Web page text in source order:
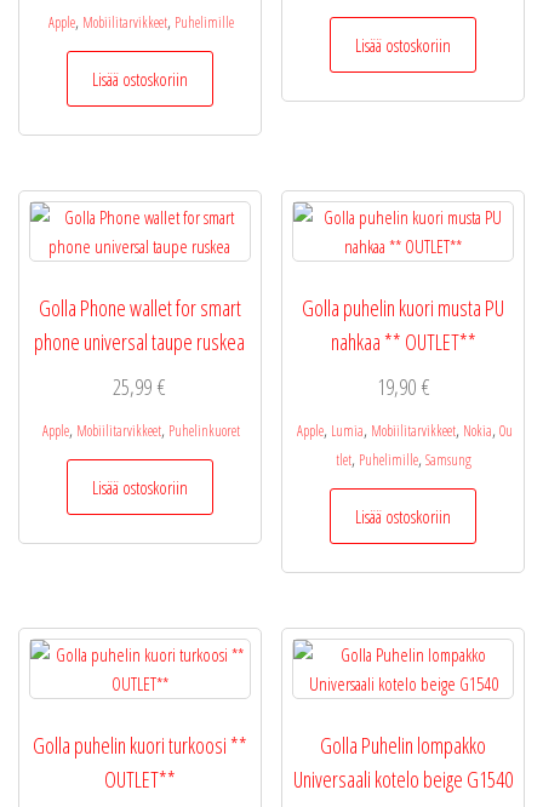
Apple, Mobiilitarvikkeet, Puhelimille
Lisää ostoskoriin
Lisää ostoskoriin
Golla Phone wallet for smart
phone universal taupe ruskea
25,99€
Apple, Mobiilitarvikkeet, Puhelinkuoret
Lisää ostoskoriin
Golla puhelin kuori musta PU
nahkaa ** OUTLET**
19,90 €
Apple, Lumia, Mobiilitarvikkeet, Nokia, Ou
tlet, Puhelimille, Samsung
Lisää ostoskoriin
Golla puhelin kuori turkoosi **
OUTLET**
Golla Puhelin lompakko
Universaali kotelo beige G1540